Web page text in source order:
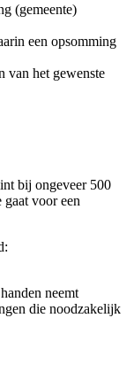
(gemeente)
een opsomming
van het gewenste
bij ongeveer 500
voor een
neemt
die noodzakelijk